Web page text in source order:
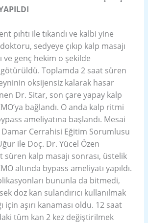
pıhtı ile tıkandı ve kalbi yine
sedyeye çıkıp kalp masajı
ve genç hekim o şekilde
Toplamda 2 saat süren
oksijensiz kalarak hasar
Dr. Sitar, son çare yapay kalp
bağlandı. O anda kalp ritmi
ameliyatına başlandı. Mesai
Damar Cerrahisi Eğitim Sorumlusu
ile Doç. Dr. Yücel Özen
süren kalp masajı sonrası, üstelik
altında bypass ameliyatı yapıldı.
bununla da bitmedi,
doz kan sulandırıcı kullanılmak
için aşırı kanaması oldu. 12 saat
tüm kan 2 kez değiştirilmek